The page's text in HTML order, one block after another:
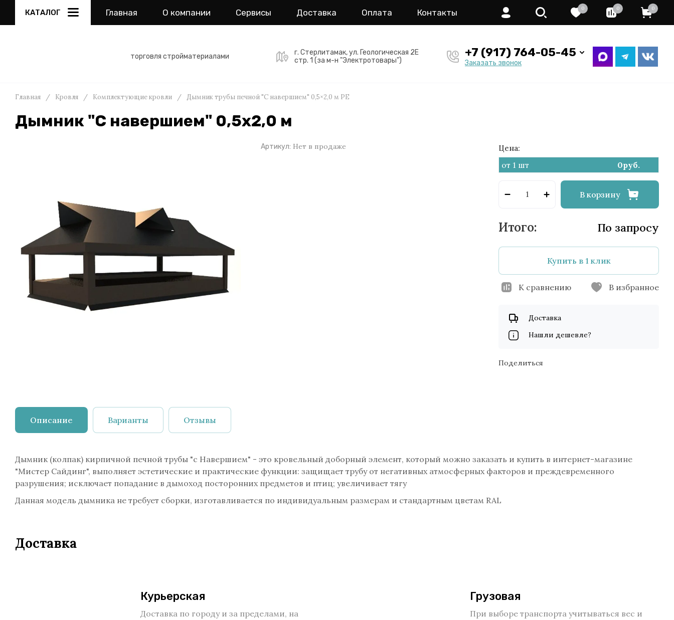
КАТАЛОГ Главная О компании Сервисы Доставка Оплата Контакты 0 0 0
торговля стройматериалами
г. Стерлитамак, ул. Геологическая 2Е
стр. 1 (за м-н "Электротовары")
+7 (917) 764-05-45
Заказать звонок
Главная / Кровля / Комплектующие кровли / Дымник трубы печной "С навершием" 0,5×2,0 м PE
Дымник "С навершием" 0,5х2,0 м
Артикул: Нет в продаже Цена:
от 1 шт 0руб.
В корзину
По запросу
Купить в 1 клик
К сравнению В избранное
Доставка
Нашли дешевле?
Поделиться
Описание Варианты Отзывы
Дымник (колпак) кирпичной печной трубы "с Навершием" - это кровельный доборный элемент, который можно заказать и купить в интернет-магазине
"Мистер Сайдинг", выполняет эстетические и практические функции: защищает трубу от негативных атмосферных факторов и преждевременного
разрушения; исключает попадание в дымоход посторонних предметов и птиц; увеличивает тягу
Данная модель дымника не требует сборки, изготавливается по индивидуальным размерам и стандартным цветам RAL
Доставка
Курьерская
Доставка по городу и за пределами, на
Грузовая
При выборе транспорта учитываться вес и